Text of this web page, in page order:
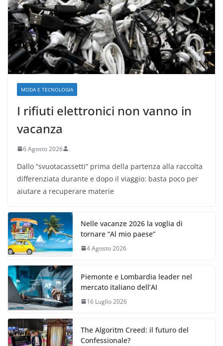
MODA E TECNOLOGIA
I rifiuti elettronici non vanno in
vacanza
6 Agosto 2026 .
Dallo “svuotacassetti” prima della partenza alla raccolta
differenziata durante e dopo il viaggio: basta poco per
aiutare a recuperare materie
Nelle vacanze 2026 la voglia di
tornare “Al mio paese”
4 Agosto 2026
Piemonte e Lombardia leader nel
mercato italiano dell’AI
16 Luglio 2026
The Algoritm Creed: il futuro del
Confessionale?